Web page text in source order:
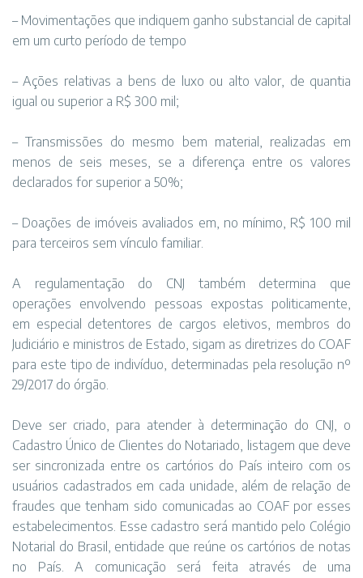
– Movimentações que indiquem ganho substancial de capital
em um curto período de tempo
– Ações relativas a bens de luxo ou alto valor, de quantia
igual ou superior a R$ 300 mil;
– Transmissões do mesmo bem material, realizadas em
menos de seis meses, se a diferença entre os valores
declarados for superior a 50%;
– Doações de imóveis avaliados em, no mínimo, R$ 100 mil
para terceiros sem vínculo familiar.
A regulamentação do CNJ também determina que
operações envolvendo pessoas expostas politicamente,
em especial detentores de cargos eletivos, membros do
Judiciário e ministros de Estado, sigam as diretrizes do COAF
para este tipo de indivíduo, determinadas pela resolução nº
29/2017 do órgão.
Deve ser criado, para atender à determinação do CNJ, o
Cadastro Único de Clientes do Notariado, listagem que deve
ser sincronizada entre os cartórios do País inteiro com os
usuários cadastrados em cada unidade, além de relação de
fraudes que tenham sido comunicadas ao COAF por esses
estabelecimentos. Esse cadastro será mantido pelo Colégio
Notarial do Brasil, entidade que reúne os cartórios de notas
no País. A comunicação será feita através de uma